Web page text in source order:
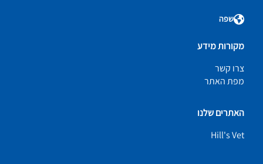
שפה
מקורות מידע
צרו קשר
מפת האתר
האתרים שלנו
Hill's Vet